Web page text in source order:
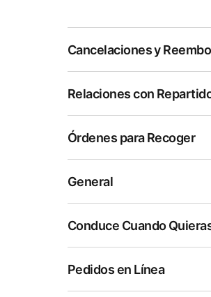
Cancelaciones y
Relaciones con
Órdenes para Recoger
General
Conduce Cuando
Pedidos en Línea